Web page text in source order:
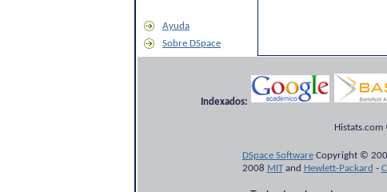
Ayuda
Sobre DSpace
Indexados:
DSpace SoftwareCopyright ©
2008 MITand Hewlett-Packard -